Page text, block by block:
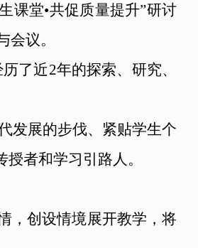
课堂•共促质量提升”研讨
议。
了近2年的探索、研究、
发展的步伐、紧贴学生个
者和学习引路人。
，创设情境展开教学，将